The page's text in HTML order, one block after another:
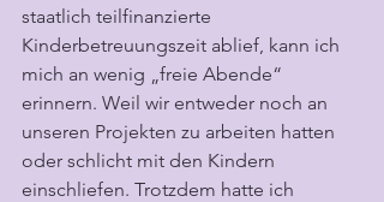
staatlich teilfinanzierte
Kinderbetreuungszeit ablief, kann ich
mich an wenig „freie Abende“
erinnern. Weil wir entweder noch an
unseren Projekten zu arbeiten hatten
oder schlicht mit den Kindern
einschliefen. Trotzdem hatte ich